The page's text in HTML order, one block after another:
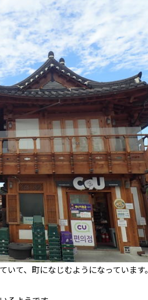
て、町になじむようになっています。